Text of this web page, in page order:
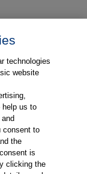
technologies
website
help us to
consent to
the
is
clicking the